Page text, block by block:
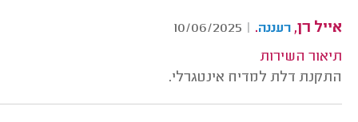
אייל רן, רעננה.
|
10/06/2025
תיאור השירות
התקנת דלת למדיח אינטגרלי.